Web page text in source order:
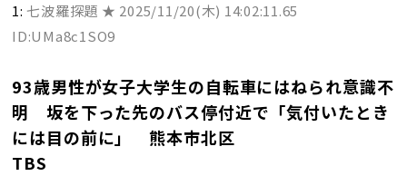
1: 七波羅探題 ★ 2025/11/20(木) 14:02:11.65
ID:UMa8c1SO9
93歳男性が女子大学生の自転車にはねられ意識不
明 坂を下った先のバス停付近で「気付いたとき
には目の前に」 熊本市北区
TBS